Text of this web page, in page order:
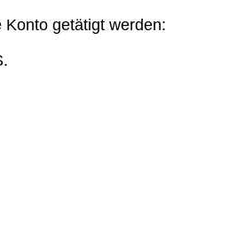
getätigt werden: